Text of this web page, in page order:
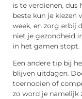
is te verdienen, dus
beste kun je kiezen
week, en zorg erbij
niet je gezondheid
in het gamen stopt.
Een andere tip bij
blijven uitdagen.
toernooien of
zo word je namelijk